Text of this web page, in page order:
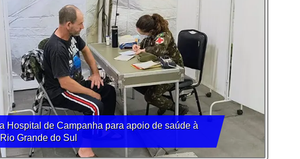
Hospital de Campanha para apoio de saúde à
Grande do Sul